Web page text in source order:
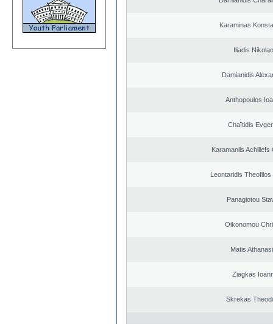
Karaminas
Iliadis
Damianidis
Anthopoulos
Chaïtidis
Karamanlis Achillefs
Leontaridis
Panagiotou
Oikonomou
Matis
Ziagkas
Skrekas